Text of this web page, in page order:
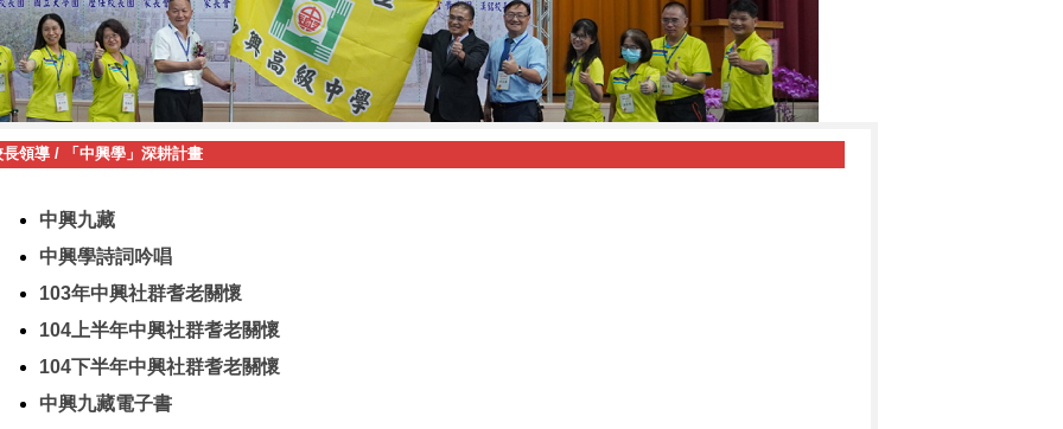
長領導/ 「中興學」深耕計畫
中興九藏
中興學詩詞吟唱
103年中興社群耆老關懷
104上半年中興社群耆老關懷
104下半年中興社群耆老關懷
中興九藏電子書